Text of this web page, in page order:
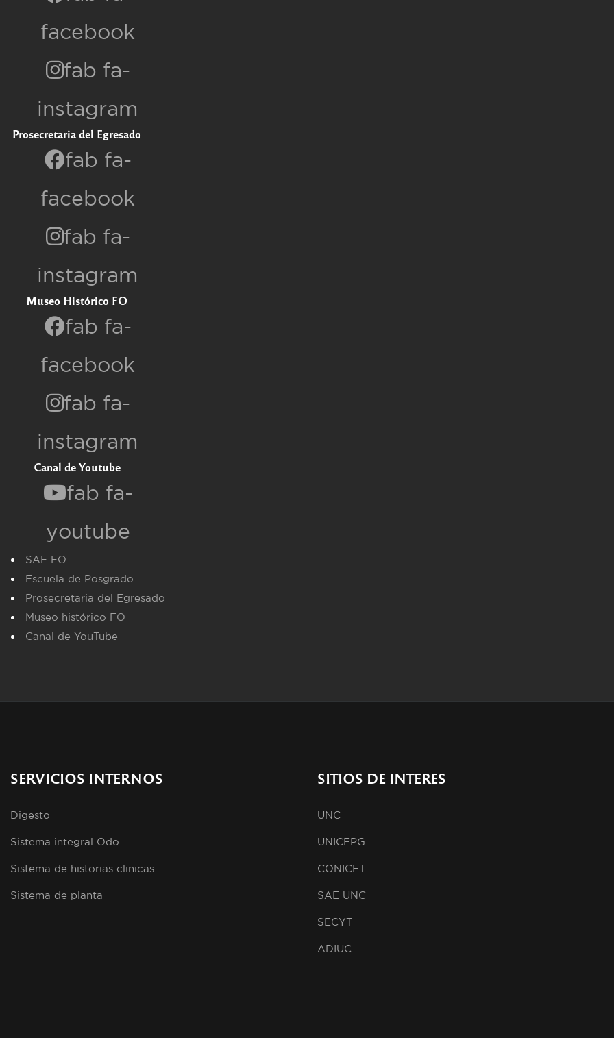
facebook
fab fa-
instagram
Prosecretaria del Egresado
fab fa-
facebook
fab fa-
instagram
Museo Histórico FO
fab fa-
facebook
fab fa-
instagram
Canal de Youtube
fab fa-
youtube
SAE FO
Escuela de Posgrado
Prosecretaria del Egresado
Museo histórico FO
Canal de YouTube
SERVICIOS INTERNOS
Digesto
Sistema integral Odo
Sistema de historias clinicas
Sistema de planta
SITIOS DE INTERES
UNC
UNICEPG
CONICET
SAE UNC
SECYT
ADIUC